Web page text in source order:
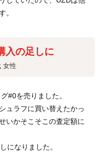
。
入の足しに
女性
#0を売りました。
ュラフに買い替えたかっ
いかそこそこの査定額に
になりました。